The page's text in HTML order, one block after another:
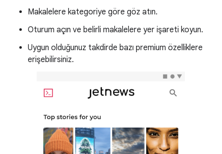
Makalelere kategoriye göre göz atın.
Oturum açın ve belirli makalelere yer işareti koyun.
Uygun olduğunuz takdirde bazı premium özelliklere
erişebilirsiniz.